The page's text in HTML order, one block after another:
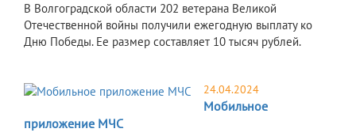
В Волгоградской области 202 ветерана Великой
Отечественной войны получили ежегодную выплату ко
Дню Победы. Ее размер составляет 10 тысяч рублей.
24.04.2024
Мобильное
приложение МЧС